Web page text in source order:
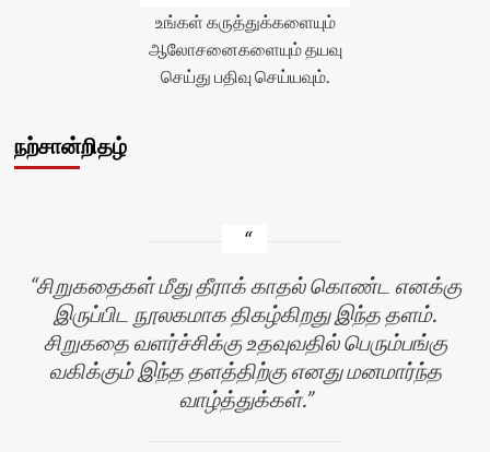
உங்கள் கருத்துக்களையும்
ஆலோசனைகளையும் தயவு
செய்து பதிவு செய்யவும்.
நற்சான்றிதழ்
சிறுகதைகள் மீது தீராக் காதல் கொண்ட எனக்கு
இருப்பிட நூலகமாக திகழ்கிறது இந்த தளம்.
சிறுகதை வளர்ச்சிக்கு உதவுவதில் பெரும்பங்கு
வகிக்கும் இந்த தளத்திற்கு எனது மனமார்ந்த
வாழ்த்துக்கள்.